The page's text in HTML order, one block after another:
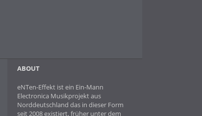
ABOUT
eNTen-Effekt ist ein Ein-Mann
Electronica Musikprojekt aus
Norddeutschland das in dieser Form
seit 2008 existiert, früher unter dem